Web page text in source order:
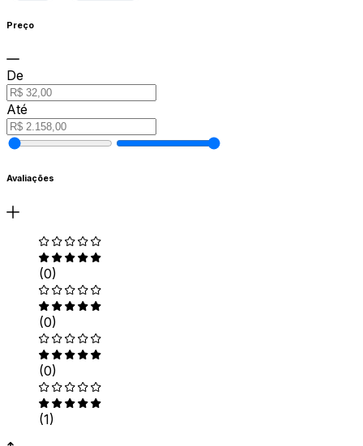
Preço
De
Até
Avaliações
(0)
(0)
(0)
(1)